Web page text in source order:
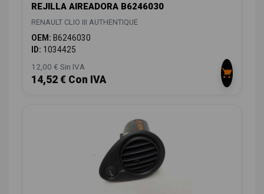
REJILLA AIREADORA B6246030
RENAULT CLIO III AUTHENTIQUE
OEM: B6246030
ID: 1034425
12,00 € Sin IVA
14,52 € Con IVA